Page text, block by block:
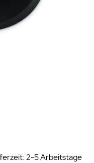
2-5 Arbeitstage